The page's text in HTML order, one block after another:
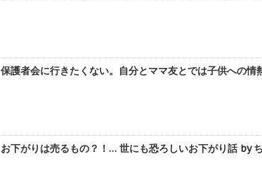
保護者会に行きたくない。自分とママ友とでは子供への情
お下がりは売るもの？！… 世にも恐ろしいお下がり話 by